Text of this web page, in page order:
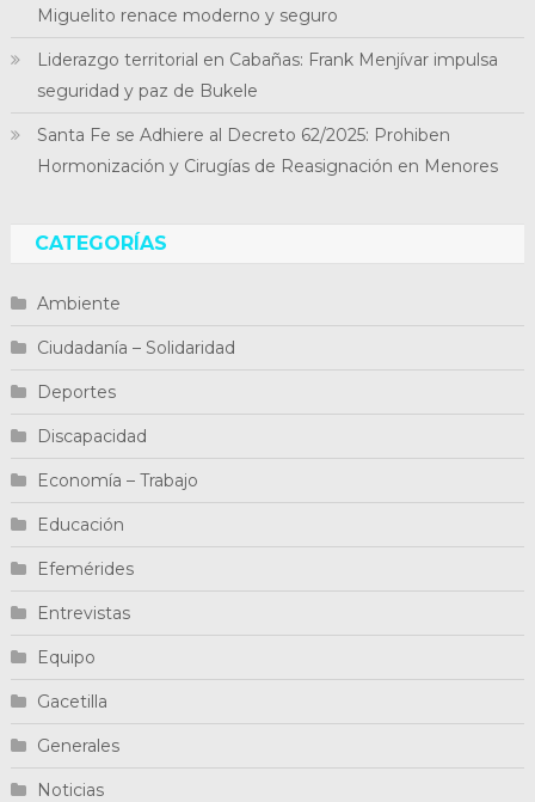
Miguelito renace moderno y seguro
Liderazgo territorial en Cabañas: Frank Menjívar impulsa
seguridad y paz de Bukele
Santa Fe se Adhiere al Decreto 62/2025: Prohiben
Hormonización y Cirugías de Reasignación en Menores
CATEGORÍAS
Ambiente
Ciudadanía – Solidaridad
Deportes
Discapacidad
Economía – Trabajo
Educación
Efemérides
Entrevistas
Equipo
Gacetilla
Generales
Noticias